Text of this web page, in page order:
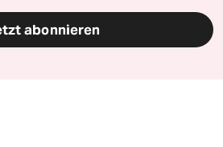
abonnieren